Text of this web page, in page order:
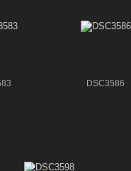
DSC3586